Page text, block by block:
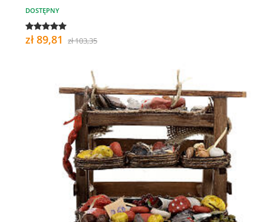
DOSTĘPNY
zł 89,81 zł 103,35